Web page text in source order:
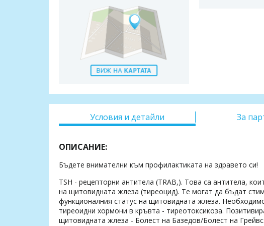
Условия и детайли За
ОПИСАНИЕ:
Бъдете внимателни към профилактиката на здравето си!
TSH - рецепторни антитела (TRAB,). Това са антитела,
на щитовидната жлеза (тиреоцид). Те могат да бъдат
функционалния статус на щитовидната жлеза.
тиреоидни хормони в кръвта - тиреотоксикоза.
щитовидната жлеза - Болест на Базедов/Болест на Грейвс.